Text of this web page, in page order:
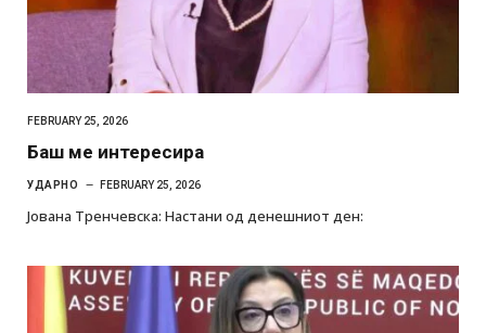
FEBRUARY 25, 2026
Баш ме интересира
УДАРНО FEBRUARY 25, 2026
Јована Тренчевска: Настани од денешниот ден: